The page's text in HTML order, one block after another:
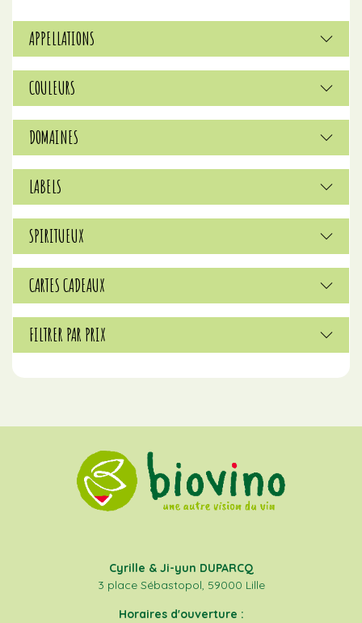
APPELLATIONS
COULEURS
DOMAINES
LABELS
SPIRITUEUX
CARTES CADEAUX
FILTRER PAR PRIX
Cyrille & Ji-yun DUPARCQ
3 place Sébastopol, 59000 Lille
Horaires d'ouverture :